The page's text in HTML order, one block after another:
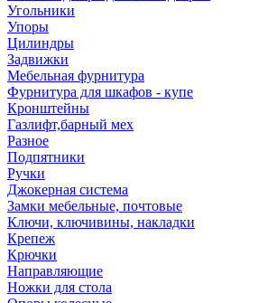
Угольники
Упоры
Цилиндры
Задвижки
Мебельная фурнитура
Фурнитура для шкафов - купе
Кронштейны
Газлифт,барный мех
Разное
Подпятники
Ручки
Джокерная система
Замки мебельные, почтовые
Ключи, ключивины, накладки
Крепеж
Крючки
Направляющие
Ножки для стола